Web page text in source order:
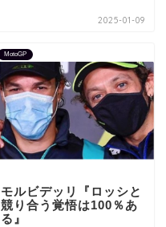
2025-01-09
MotoGP
モルビデッリ『ロッシと
競り合う覚悟は100％あ
る』